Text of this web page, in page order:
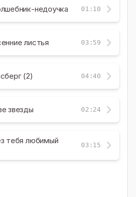
недоучка 01:10
листья 03:59
(2) 04:40
звезды 02:24
тебя любимый
03:15